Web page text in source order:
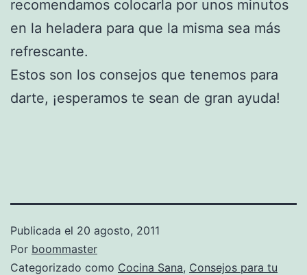
recomendamos colocarla por unos minutos
en la heladera para que la misma sea más
refrescante.
Estos son los consejos que tenemos para
darte, ¡esperamos te sean de gran ayuda!
Publicada el 20 agosto, 2011
Por boommaster
Categorizado como Cocina Sana, Consejos para tu